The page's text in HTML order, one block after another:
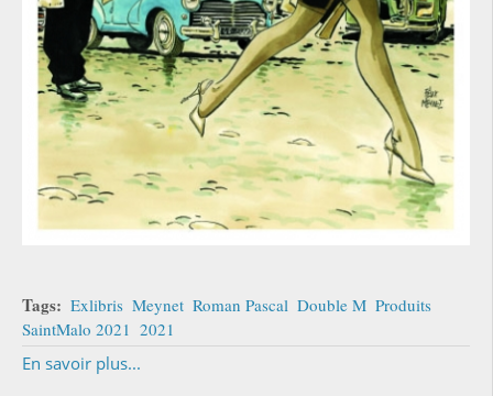
Tags: Exlibris Meynet Roman Pascal Double M Produits
SaintMalo 2021 2021
En savoir plus...